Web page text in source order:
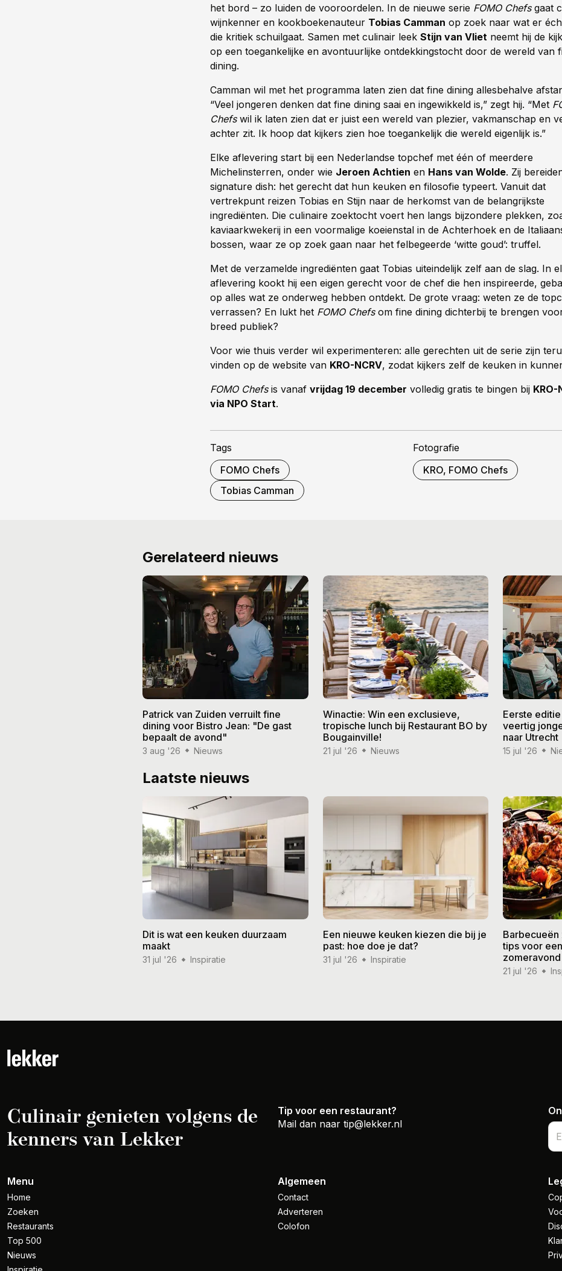
het bord – zo luiden de vooroordelen. In de nieuwe serie FOMO Chefsgaat
wijnkenner en kookboekenauteur Tobias Camman op zoek naar wat er
die kritiek schuilgaat. Samen met culinair leek Stijn van Vliet neemt hij de
op een toegankelijke en avontuurlijke ontdekkingstocht door de wereld van
dining.
Camman wil met het programma laten zien dat fine dining allesbehalve
“Veel jongeren denken dat fine dining saai en ingewikkeld is,” zegt hij. “Met
Chefswil ik laten zien dat er juist een wereld van plezier, vakmanschap en
achter zit. Ik hoop dat kijkers zien hoe toegankelijk die wereld eigenlijk is.”
Elke aflevering start bij een Nederlandse topchef met één of meerdere
Michelinsterren, onder wie Jeroen Achtien en Hans van Wolde. Zij
signature dish: het gerecht dat hun keuken en filosofie typeert. Vanuit dat
vertrekpunt reizen Tobias en Stijn naar de herkomst van de belangrijkste
ingrediënten. Die culinaire zoektocht voert hen langs bijzondere plekken,
kaviaarkwekerij in een voormalige koeienstal in de Achterhoek en de
bossen, waar ze op zoek gaan naar het felbegeerde ‘witte goud’: truffel.
Met de verzamelde ingrediënten gaat Tobias uiteindelijk zelf aan de slag. In
aflevering kookt hij een eigen gerecht voor de chef die hen inspireerde,
op alles wat ze onderweg hebben ontdekt. De grote vraag: weten ze de
verrassen? En lukt het FOMO Chefsom fine dining dichterbij te brengen
breed publiek?
Voor wie thuis verder wil experimenteren: alle gerechten uit de serie zijn
vinden op de website van KRO-NCRV, zodat kijkers zelf de keuken in
FOMO Chefsis vanaf vrijdag 19 december volledig gratis te bingen bij KRO-
via NPO Start.
Tags
FOMO Chefs
Tobias Camman
Fotografie
KRO, FOMO Chefs
Gerelateerd nieuws
Patrick van Zuiden verruilt fine
dining voor Bistro Jean: "De gast
bepaalt de avond"
3 aug '26 Nieuws
Winactie: Win een exclusieve,
tropische lunch bij Restaurant BO by
Bougainville!
21 jul '26 Nieuws
Eerste
veertig
naar Utrecht
15 jul '26
Laatste nieuws
Dit is wat een keuken duurzaam
maakt
31 jul '26 Inspiratie
Een nieuwe keuken kiezen die bij je
past: hoe doe je dat?
31 jul '26 Inspiratie
Barbecueën
tips voor
zomeravond
21 jul '26
Culinair genieten volgens de
kenners van Lekker
Tip voor een restaurant?
Mail dan naar tip@lekker.nl
Menu
Home
Zoeken
Restaurants
Top 500
Nieuws
Algemeen
Contact
Adverteren
Colofon